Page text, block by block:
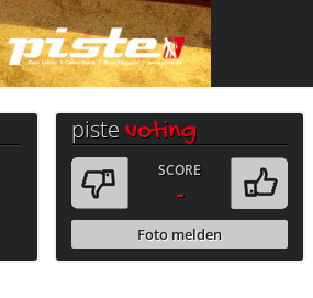
pistevoting
SCORE
-
Foto melden